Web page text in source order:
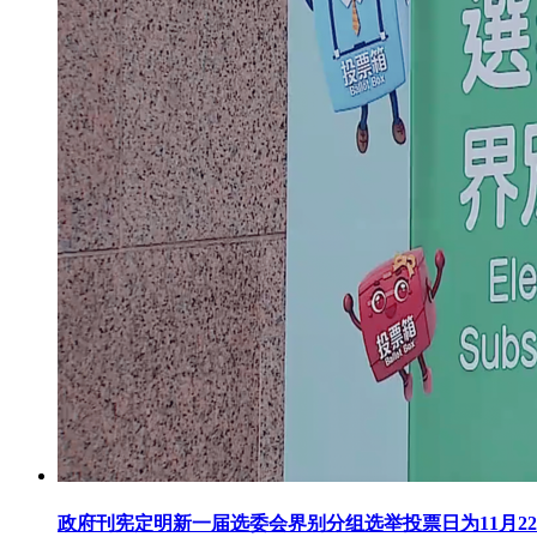
政府刊宪定明新一届选委会界别分组选举投票日为11月